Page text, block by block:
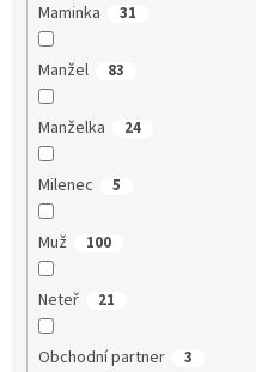
Maminka 31
Manžel 83
Manželka 24
Milenec 5
Muž 100
Neteř 21
Obchodní partner 3